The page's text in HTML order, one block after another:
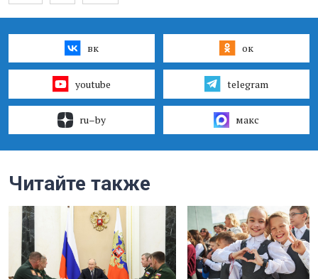
вк ок
youtube telegram
ru–by макс
Читайте также